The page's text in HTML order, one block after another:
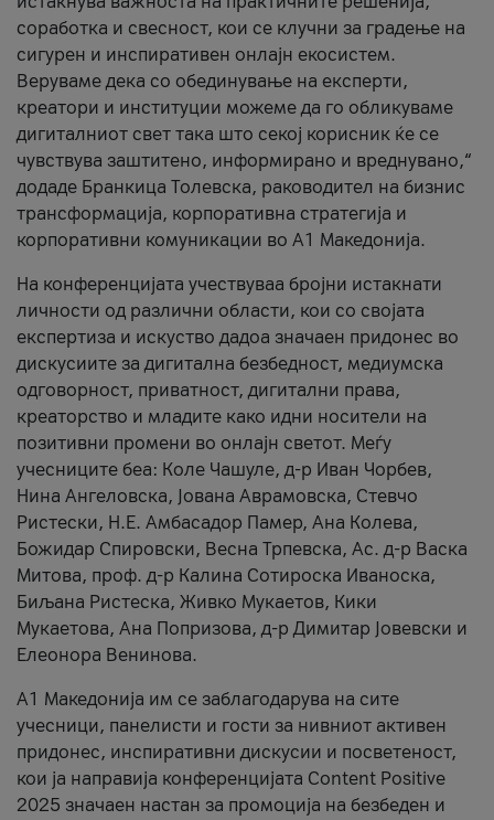
соработка и свесност, кои се клучни за градење на
сигурен и инспиративен онлајн екосистем.
Веруваме дека со обединување на експерти,
креатори и институции можеме да го обликуваме
дигиталниот свет така што секој корисник ќе се
чувствува заштитено, информирано и вреднувано,“
додаде Бранкица Толевска, раководител на бизнис
трансформација, корпоративна стратегија и
корпоративни комуникации во А1 Македонија.
На конференцијата учествуваа бројни истакнати
личности од различни области, кои со својата
експертиза и искуство дадоа значаен придонес во
дискусиите за дигитална безбедност, медиумска
одговорност, приватност, дигитални права,
креаторство и младите како идни носители на
позитивни промени во онлајн светот. Меѓу
учесниците беа: Коле Чашуле, д-р Иван Чорбев,
Нина Ангеловска, Јована Аврамовска, Стевчо
Ристески, Н.Е. Амбасадор Памер, Ана Колева,
Божидар Спировски, Весна Трпевска, Ас. д-р Васка
Митова, проф. д-р Калина Сотироска Иваноска,
Биљана Ристеска, Живко Мукаетов, Кики
Мукаетова, Ана Попризова, д-р Димитар Јовевски и
Елеонора Венинова.
А1 Македонија им се заблагодарува на сите
учесници, панелисти и гости за нивниот активен
придонес, инспиративни дискусии и посветеност,
кои ја направија конференцијата Content Positive
2025 значаен настан за промоција на безбеден и